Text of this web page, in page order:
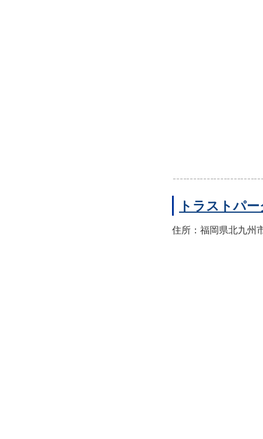
トラストパ
住所：福岡県北九州